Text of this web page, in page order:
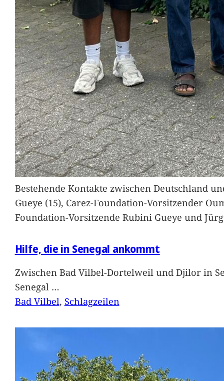
Bestehende Kontakte zwischen Deutschland
Gueye (15), Carez-Foundation-Vorsitzender
Foundation-Vorsitzende Rubini Gueye und
Hilfe, die in Senegal ankommt
Zwischen Bad Vilbel-Dortelweil und Djilor in
Senegal …
Bad Vilbel, Schlagzeilen